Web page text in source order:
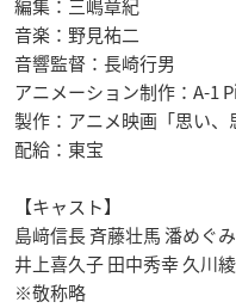
編集：三嶋章紀
音楽：野見祐二
音響監督：長崎行男
アニメーション制作：A-1
製作：アニメ映画「思い
配給：東宝
【キャスト】
島﨑信長 斉藤壮馬 潘めぐ
井上喜久子 田中秀幸 久川
※敬称略